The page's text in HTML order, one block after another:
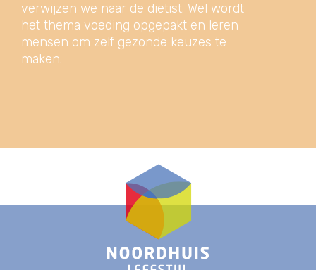
verwijzen we naar de diëtist. Wel wordt
het thema voeding opgepakt en leren
mensen om zelf gezonde keuzes te
maken.